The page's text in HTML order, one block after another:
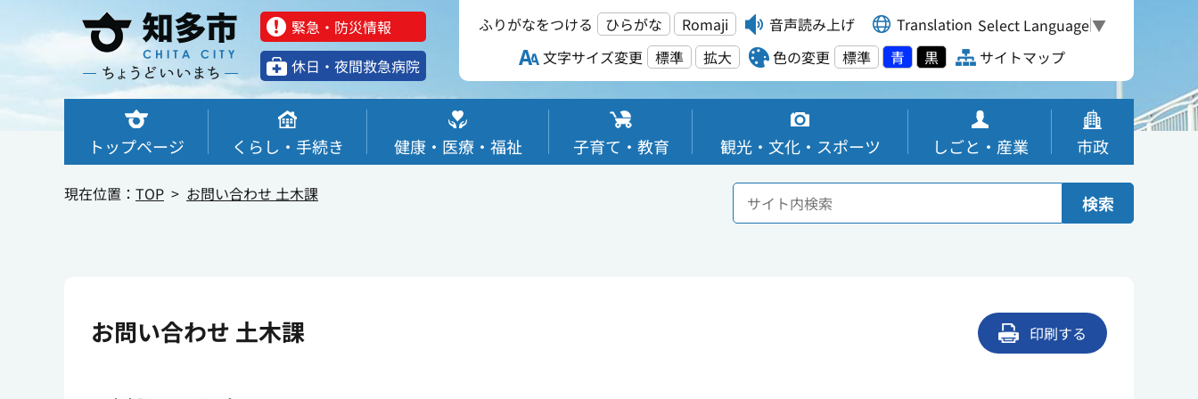
緊急・防災情報
休⽇・夜間救急病院
ふりがなをつける ひらがな Romaji 音声読み上げ Translation Select Language▼
文字サイズ変更
標準 拡大 色の変更 標準 青 黒 サイトマップ
トップページ くらし・手続き 健康・医療・福祉 子育て・教育 観光・文化・スポーツ しごと・産業 市政
現在位置： TOP お問い合わせ 土木課 検索
お問い合わせ 土木課 印刷する